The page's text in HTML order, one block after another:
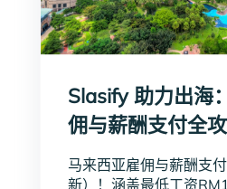
Slasify 助力出海
佣与薪酬支付全
马来西亚雇佣与薪酬支
新）！涵盖最低工资